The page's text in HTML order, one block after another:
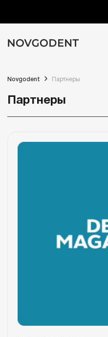
Novgodent Партнеры
Партнеры